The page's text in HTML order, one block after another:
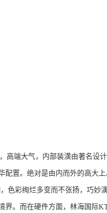
端大气，内部装潢由著名设
置。绝对是由内而外的高大
色彩绚烂多变而不张扬，巧妙
界。而在硬件方面，林海国际